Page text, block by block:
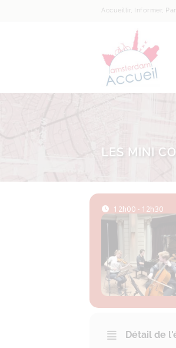
Accueillir, Informer,
LES MINI
12h00 - 12h30
Détail de